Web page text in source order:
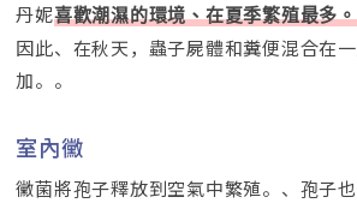
丹妮喜歡潮濕的環境、在夏季繁殖最多。
因此、在秋天，蟲子屍體和糞便混合在
加。。
室內黴
黴菌將孢子釋放到空氣中繁殖。、孢子